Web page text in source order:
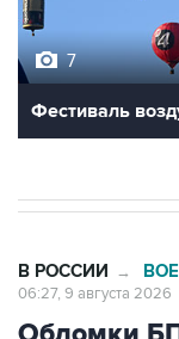
7
Фестиваль
В РОССИИ →
06:27, 9 августа 2026